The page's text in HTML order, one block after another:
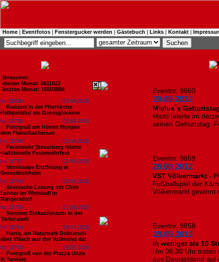
Home | Eventfotos | Fenstergucker werden | Gästebuch | Links | Kontakt |
Besucher:
diesen Monat: 5611922
letzten Monat: 15503886
Nr. 18800
03.08.2026
Konzert in der Pfarrkirche
Heiligenblut am Grossglockner
Nr. 18799
03.08.2026
Fotogruß am frühen Morgen
vom Flatschachersee
Nr. 18798
02.08.2026
Feuerwehr Steuerberg feierte
traditionelle Feuerwehrfest
Nr. 18797
02.08.2026
Vernissage Eröffnung in
Grosskirchheim
Nr. 18796
02.08.2026
Szenische Lesung mit Chris
Lohner im Wirtstadl in
Rangersdorf
Nr. 18795
01.08.2026
Sommer Einkaufsnacht in der
Tiebelstadt
Nr. 18794
29.07.2026
Hurra, am Naturpark Dobratsch
über Villach war der Vollmond da!
Nr. 18793
29.07.2026
Fotogruß von der Piazza Unita
in Tarvisio
Eventnr. 9860
29.09.2012
Michis`s
Michi feierte im
seinen Geburtstag.
Eventnr. 9859
28.09.2012
VST Völkermarkt -
Fußballspiel der
Völkermarkt gewinnt
Eventnr. 9858
28.09.2012
In weniger als 10
Um 06:30 Uhr trafen
aus Deutschland auf